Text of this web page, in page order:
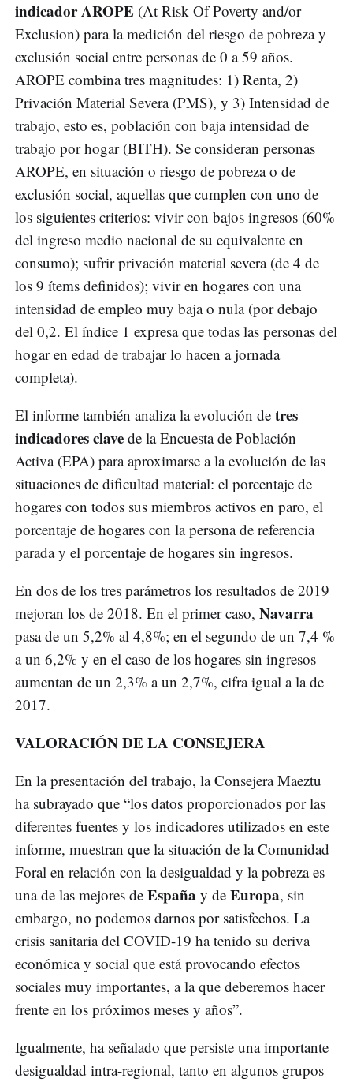
indicador AROPE (At Risk Of Poverty and/or
Exclusion) para la medición del riesgo de pobreza y
exclusión social entre personas de 0 a 59 años.
AROPE combina tres magnitudes: 1) Renta, 2)
Privación Material Severa (PMS), y 3) Intensidad de
trabajo, esto es, población con baja intensidad de
trabajo por hogar (BITH). Se consideran personas
AROPE, en situación o riesgo de pobreza o de
exclusión social, aquellas que cumplen con uno de
los siguientes criterios: vivir con bajos ingresos (60%
del ingreso medio nacional de su equivalente en
consumo); sufrir privación material severa (de 4 de
los 9 ítems definidos); vivir en hogares con una
intensidad de empleo muy baja o nula (por debajo
del 0,2. El índice 1 expresa que todas las personas del
hogar en edad de trabajar lo hacen a jornada
completa).
El informe también analiza la evolución de tres
indicadores clave de la Encuesta de Población
Activa (EPA) para aproximarse a la evolución de las
situaciones de dificultad material: el porcentaje de
hogares con todos sus miembros activos en paro, el
porcentaje de hogares con la persona de referencia
parada y el porcentaje de hogares sin ingresos.
En dos de los tres parámetros los resultados de 2019
mejoran los de 2018. En el primer caso, Navarra
pasa de un 5,2% al 4,8%; en el segundo de un 7,4 %
a un 6,2% y en el caso de los hogares sin ingresos
aumentan de un 2,3% a un 2,7%, cifra igual a la de
2017.
VALORACIÓN DE LA CONSEJERA
En la presentación del trabajo, la Consejera Maeztu
ha subrayado que “los datos proporcionados por las
diferentes fuentes y los indicadores utilizados en este
informe, muestran que la situación de la Comunidad
Foral en relación con la desigualdad y la pobreza es
una de las mejores de España y de Europa, sin
embargo, no podemos darnos por satisfechos. La
crisis sanitaria del COVID-19 ha tenido su deriva
económica y social que está provocando efectos
sociales muy importantes, a la que deberemos hacer
frente en los próximos meses y años”.
Igualmente, ha señalado que persiste una importante
desigualdad intra-regional, tanto en algunos grupos